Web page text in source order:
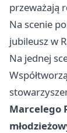
przeważają
Na scenie
jubileusz w
Na jednej
Marcelego